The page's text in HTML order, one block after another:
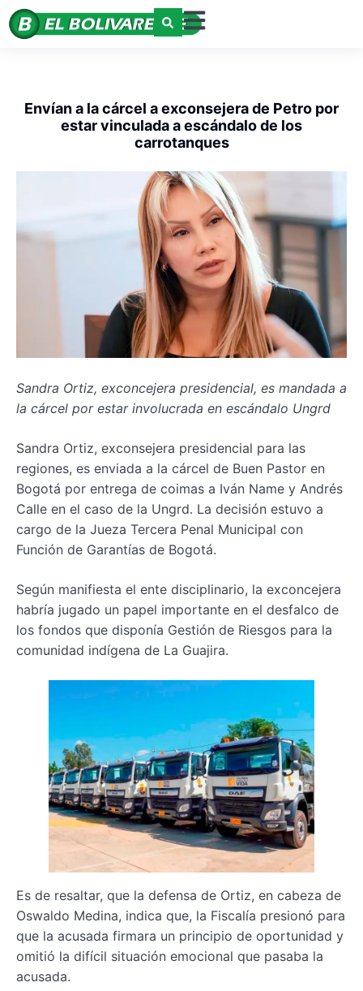
Envían a la cárcel a exconsejera de Petro por
estar vinculada a escándalo de los
carrotanques
Sandra Ortiz, exconcejera presidencial, es mandada a
la cárcel por estar involucrada en escándalo Ungrd
Sandra Ortiz, exconsejera presidencial para las
regiones, es enviada a la cárcel de Buen Pastor en
Bogotá por entrega de coimas a Iván Name y Andrés
Calle en el caso de la Ungrd. La decisión estuvo a
cargo de la Jueza Tercera Penal Municipal con
Función de Garantías de Bogotá.
Según manifiesta el ente disciplinario, la exconcejera
habría jugado un papel importante en el desfalco de
los fondos que disponía Gestión de Riesgos para la
comunidad indígena de La Guajira.
Es de resaltar, que la defensa de Ortiz, en cabeza de
Oswaldo Medina, indica que, la Fiscalía presionó para
que la acusada firmara un principio de oportunidad y
omitió la difícil situación emocional que pasaba la
acusada.